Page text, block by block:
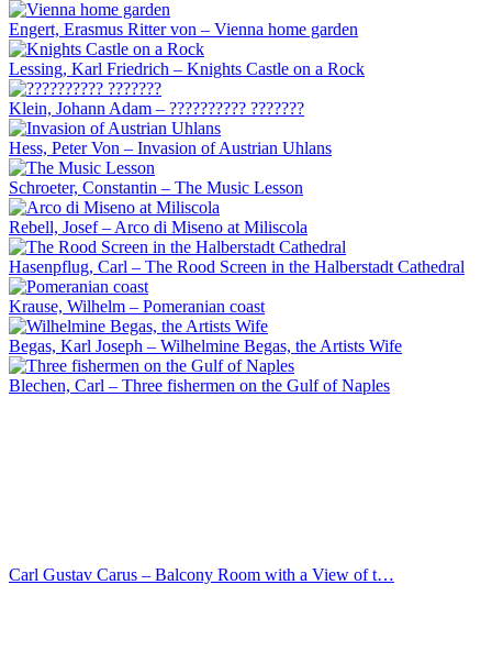
Engert, Erasmus Ritter von – Vienna home garden
Lessing, Karl Friedrich – Knights Castle on a Rock
Klein, Johann Adam – ?????????? ???????
Hess, Peter Von – Invasion of Austrian Uhlans
Schroeter, Constantin – The Music Lesson
Rebell, Josef – Arco di Miseno at Miliscola
Hasenpflug, Carl – The Rood Screen in the Halberstadt Cathedral
Krause, Wilhelm – Pomeranian coast
Begas, Karl Joseph – Wilhelmine Begas, the Artists Wife
Blechen, Carl – Three fishermen on the Gulf of Naples